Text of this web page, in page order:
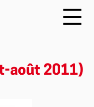
août 2011)